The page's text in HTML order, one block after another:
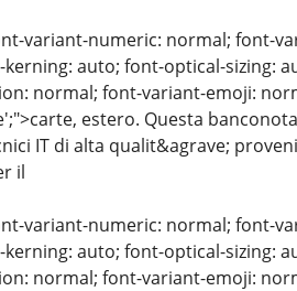
variant-numeric: normal; font-
auto; font-optical-sizing:
normal; font-variant-emoji:
estero. Questa
IT di alta qualit&agrave;
il
variant-numeric: normal; font-
auto; font-optical-sizing:
normal; font-variant-emoji: